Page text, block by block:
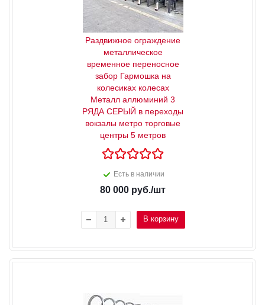
Раздвижное ограждение
металлическое
временное переносное
забор Гармошка на
колесиках колесах
Металл аллюминий 3
РЯДА СЕРЫЙ в переходы
вокзалы метро торговые
центры 5 метров
Есть в наличии
80 000 руб./шт
В корзину